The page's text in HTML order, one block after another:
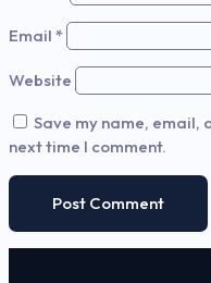
Email *
Website
Save my name, email,
next time I comment.